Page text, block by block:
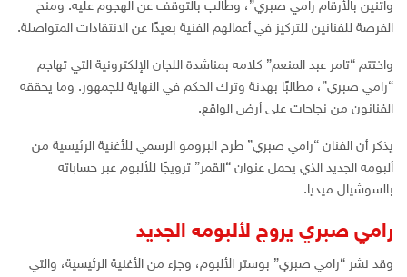
واتنين بالأرقام رامي صبري”، وطالب بالتوقف عن الهجوم عليه. ومنح
الفرصة للفنانين للتركيز في أعمالهم الفنية بعيدًا عن الانتقادات المتواصلة.
واختتم “تامر عبد المنعم” كلامه بمناشدة اللجان الإلكترونية التي تهاجم
“رامي صبري”، مطالبًا بهدنة وترك الحكم في النهاية للجمهور. وما يحققه
الفنانون من نجاحات على أرض الواقع.
يذكر أن الفنان “رامي صبري” طرح البرومو الرسمي للأغنية الرئيسية من
ألبومه الجديد الذي يحمل عنوان “القمر” ترويجًا للألبوم عبر حساباته
بالسوشيال ميديا.
رامي صبري يروج لألبومه الجديد
وقد نشر “رامي صبري” بوستر الألبوم، وجزء من الأغنية الرئيسية، والتي